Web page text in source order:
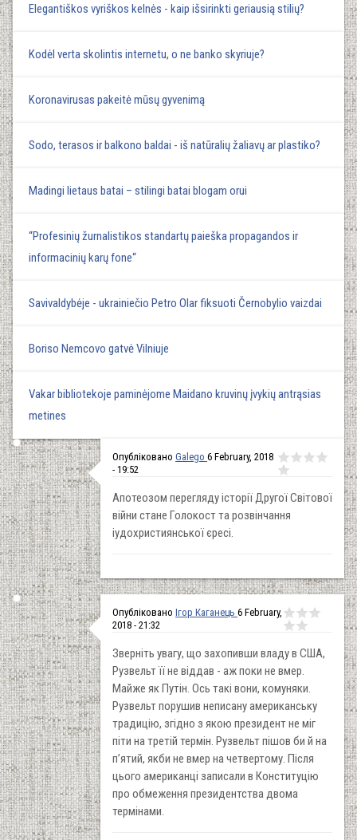
Elegantiškos vyriškos kelnės - kaip išsirinkti geriausią stilių?
Kodėl verta skolintis internetu, o ne banko skyriuje?
Koronavirusas pakeitė mūsų gyvenimą
Sodo, terasos ir balkono baldai - iš natūralių žaliavų ar plastiko?
Madingi lietaus batai – stilingi batai blogam orui
“Profesinių žurnalistikos standartų paieška propagandos ir
informacinių karų fone“
Savivaldybėje - ukrainiečio Petro Olar fiksuoti Černobylio vaizdai
Boriso Nemcovo gatvė Vilniuje
Vakar bibliotekoje paminėjome Maidano kruvinų įvykių antrąsias
metines
Опубліковано Galego 6 February, 2018
- 19:52
Апотеозом перегляду історії Другої Світової
війни стане Голокост та розвінчання
іудохристиянської єресі.
Опубліковано Ігор Каганець 6 February,
2018 - 21:32
Зверніть увагу, що захопивши владу в США,
Рузвельт її не віддав - аж поки не вмер.
Майже як Путін. Ось такі вони, комуняки.
Рузвельт порушив неписану американську
традицію, згідно з якою президент не міг
піти на третій термін. Рузвельт пішов би й на
п’ятий, якби не вмер на четвертому. Після
цього американці записали в Конституцію
про обмеження президентства двома
термінами.